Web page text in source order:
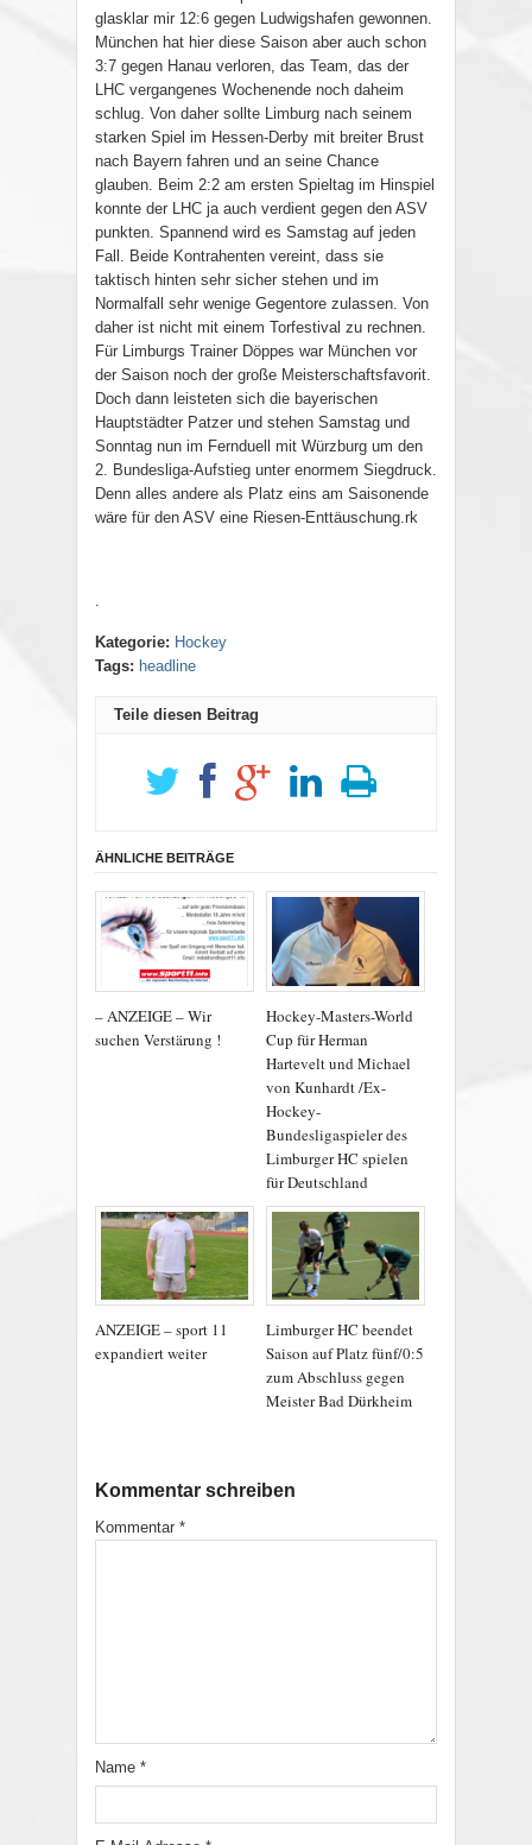
glasklar mir 12:6 gegen Ludwigshafen gewonnen.
München hat hier diese Saison aber auch schon
3:7 gegen Hanau verloren, das Team, das der
LHC vergangenes Wochenende noch daheim
schlug. Von daher sollte Limburg nach seinem
starken Spiel im Hessen-Derby mit breiter Brust
nach Bayern fahren und an seine Chance
glauben. Beim 2:2 am ersten Spieltag im Hinspiel
konnte der LHC ja auch verdient gegen den ASV
punkten. Spannend wird es Samstag auf jeden
Fall. Beide Kontrahenten vereint, dass sie
taktisch hinten sehr sicher stehen und im
Normalfall sehr wenige Gegentore zulassen. Von
daher ist nicht mit einem Torfestival zu rechnen.
Für Limburgs Trainer Döppes war München vor
der Saison noch der große Meisterschaftsfavorit.
Doch dann leisteten sich die bayerischen
Hauptstädter Patzer und stehen Samstag und
Sonntag nun im Fernduell mit Würzburg um den
2. Bundesliga-Aufstieg unter enormem Siegdruck.
Denn alles andere als Platz eins am Saisonende
wäre für den ASV eine Riesen-Enttäuschung.rk
.
Kategorie: Hockey
Tags: headline
Teile diesen Beitrag
ÄHNLICHE BEITRÄGE
– ANZEIGE – Wir
suchen Verstärung !
Hockey-Masters-World
Cup für Herman
Hartevelt und Michael
von Kunhardt /Ex-
Hockey-
Bundesligaspieler des
Limburger HC spielen
für Deutschland
ANZEIGE – sport 11
expandiert weiter
Limburger HC beendet
Saison auf Platz fünf/0:5
zum Abschluss gegen
Meister Bad Dürkheim
Kommentar schreiben
Kommentar *
Name *